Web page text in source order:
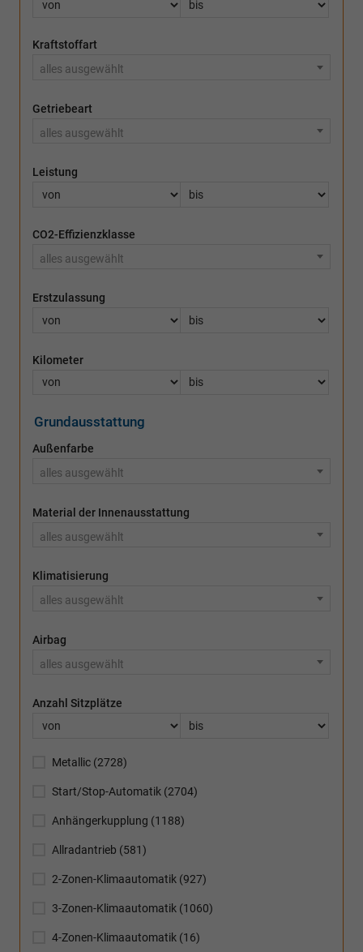
Kraftstoffart
alles ausgewählt
Getriebeart
alles ausgewählt
Leistung
CO2-Effizienzklasse
alles ausgewählt
Erstzulassung
Kilometer
Grundausstattung
Außenfarbe
alles ausgewählt
Material der Innenausstattung
alles ausgewählt
Klimatisierung
alles ausgewählt
Airbag
alles ausgewählt
Anzahl Sitzplätze
Metallic (2728)
Start/Stop-Automatik (2704)
Anhängerkupplung (1188)
Allradantrieb (581)
2-Zonen-Klimaautomatik (927)
3-Zonen-Klimaautomatik (1060)
4-Zonen-Klimaautomatik (16)